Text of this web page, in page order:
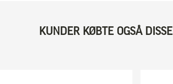
KUNDER KØBTE OGSÅ